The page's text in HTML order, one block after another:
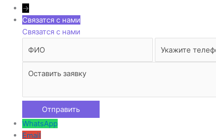
→
Связатся с нами
Связатся с нами
WhatsApp
Email